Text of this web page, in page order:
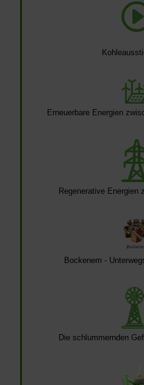
Erneuerbare Energien
Regenerative Energien
Bockenem -
Die schlummernden